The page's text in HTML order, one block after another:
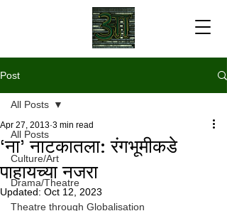
Post
All Posts
Culture/Art
Drama/Theatre
Theatre through Globalisation
All Posts
‘ना’ नाटकातला: रंगभूमीकडे
पाहायच्या नजरा
Apr 27, 2013 3 min read
Updated: Oct 12, 2023